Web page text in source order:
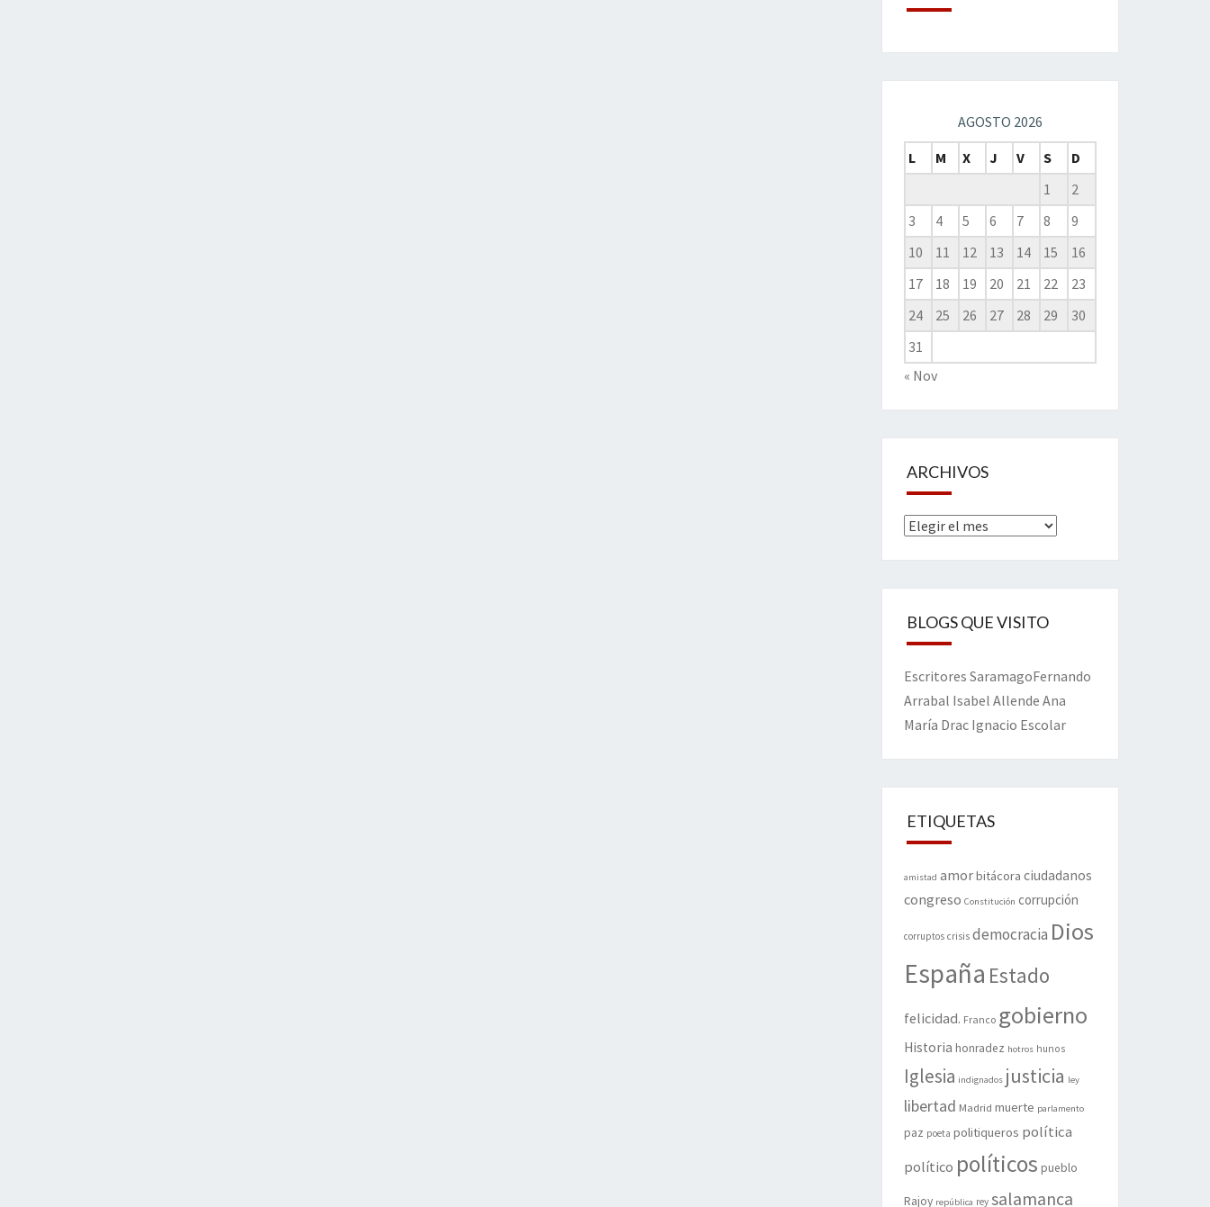
AGOSTO 2026
L
M X J V S
D
1
2
3
4 5 6 7 8
9
10
11 12 13 14 15
16
17
18 19 20 21 22
23
24
25 26 27 28 29
30
31
« Nov
ARCHIVOS
Archivos
BLOGS QUE VISITO
Escritores SaramagoFernando
Arrabal Isabel Allende Ana
María Drac Ignacio Escolar
ETIQUETAS
amistad amorbitácora ciudadanos
congreso Constitución corrupción
corruptos crisis democracia Dios
España Estado
felicidad. Franco gobierno
Historia honradez hotros hunos
Iglesia indignados justicia ley
libertad Madrid muerte parlamento
paz poeta politiqueros política
político políticos pueblo
Rajoy república rey salamanca